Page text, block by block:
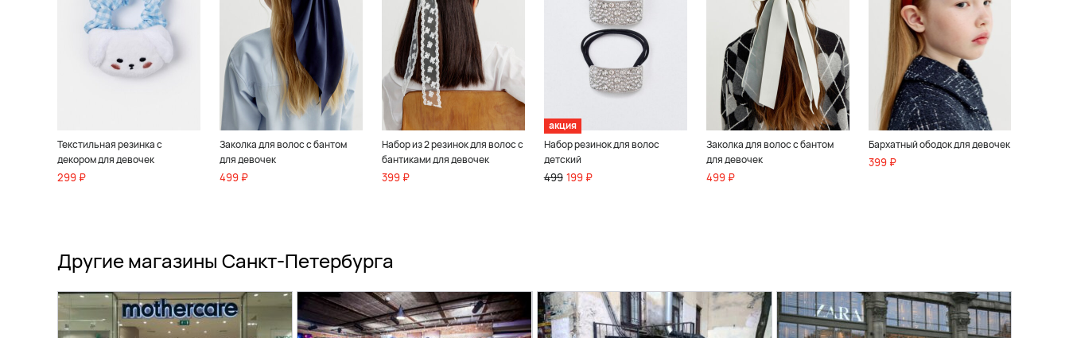
Текстильная резинка с
декором для девочек
299 ₽
Заколка для волос с бантом
для девочек
499 ₽
Набор из 2 резинок для волос с
бантиками для девочек
399 ₽
акция
Набор резинок для волос
детский
499 199 ₽
Заколка для волос с бантом
для девочек
499 ₽
Бархатный ободок для девочек
399 ₽
Другие магазины Санкт-Петербурга